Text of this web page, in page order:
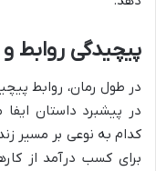
پیچیدگی
در طول رمان، روابط
در پیشبرد داستان ایفا
کدام به نوعی بر مسیر
برای کسب درآمد از